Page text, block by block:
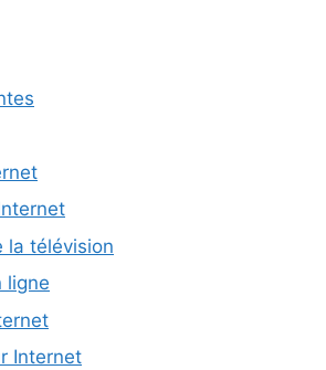
la télévision
ligne
Internet